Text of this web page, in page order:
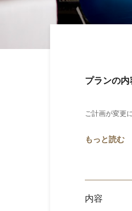
プランの内
ご計画が変更
もっと読む
内容